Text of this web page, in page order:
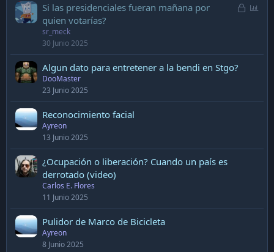
L
e
Si las presidenciales fueran mañana por
quien votarías?
sr_meck
30 Junio 2025
Algun dato para entretener a la bendi en Stgo?
DooMaster
23 Junio 2025
Reconocimiento facial
Ayreon
13 Junio 2025
¿Ocupación o liberación? Cuando un país es
derrotado (video)
Carlos E. Flores
11 Junio 2025
Pulidor de Marco de Bicicleta
Ayreon
8 Junio 2025